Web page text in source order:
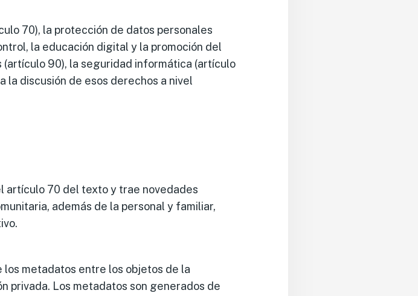
70), la protección de datos personales
la educación digital y la promoción del
90), la seguridad informática (artículo
la discusión de esos derechos a nivel
artículo 70 del texto y trae novedades
además de la personal y familiar,
metadatos entre los objetos de la
privada. Los metadatos son generados de